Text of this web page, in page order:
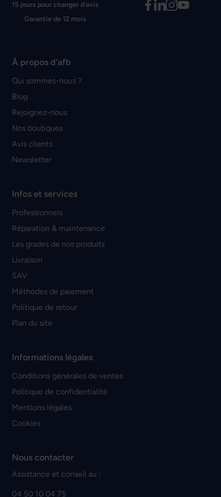
15 jours pour changer d'avis
Garantie de 12 mois
À propos d'afb
Qui sommes-nous ?
Blog
Rejoignez-nous
Nos boutiques
Avis clients
Newsletter
Infos et services
Professionnels
Réparation & maintenance
Les grades de nos produits
Livraison
SAV
Méthodes de paiement
Politique de retour
Plan du site
Informations légales
Conditions générales de ventes
Politique de confidentialité
Mentions légales
Cookies
Nous contacter
Assistance et conseil au :
04 50 10 04 75